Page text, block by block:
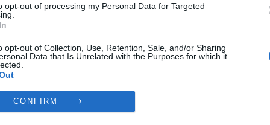
opt-out of processing my Personal Data for Targeted
opt-out of Collection, Use, Retention, Sale, and/or Sharing
Data that Is Unrelated with the Purposes for which it
CONFIRM
ΑΕΛ: Ο ΓΙΆΝΝΗΣ ΜΑΣΟΎΡΑΣ ΔΕΝ ΈΧΕΙ ΜΕΤΑΓΡΑΦΕΊ ΣΕ
ΆΛΛΗ ΟΜΆΔΑ